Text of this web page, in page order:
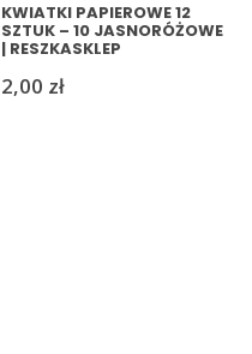
KWIATKI PAPIEROWE 12
SZTUK – 10 JASNORÓŻOWE
| RESZKASKLEP
2,00 zł